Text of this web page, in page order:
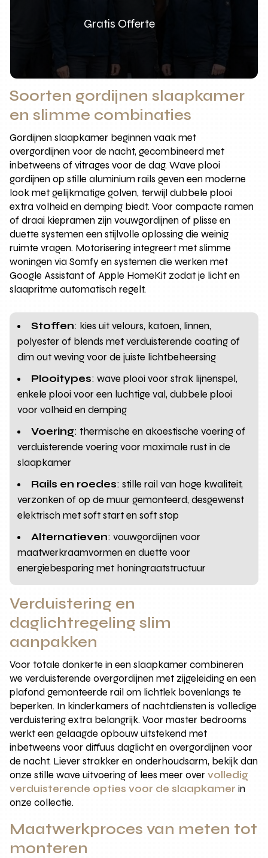
Gratis Offerte
Soorten gordijnen slaapkamer
en slimme combinaties
Gordijnen slaapkamer beginnen vaak met
overgordijnen voor de nacht, gecombineerd met
inbetweens of vitrages voor de dag. Wave plooi
gordijnen op stille aluminium rails geven een moderne
look met gelijkmatige golven, terwijl dubbele plooi
extra volheid en demping biedt. Voor compacte ramen
of draai kiepramen zijn vouwgordijnen of plisse en
duette systemen een stijlvolle oplossing die weinig
ruimte vragen. Motorisering integreert met slimme
woningen via Somfy en systemen die werken met
Google Assistant of Apple HomeKit zodat je licht en
slaapritme automatisch regelt.
Stoffen: kies uit velours, katoen, linnen,
polyester of blends met verduisterende coating of
dim out weving voor de juiste lichtbeheersing
Plooitypes: wave plooi voor strak lijnenspel,
enkele plooi voor een luchtige val, dubbele plooi
voor volheid en demping
Voering: thermische en akoestische voering of
verduisterende voering voor maximale rust in de
slaapkamer
Rails en roedes: stille rail van hoge kwaliteit,
verzonken of op de muur gemonteerd, desgewenst
elektrisch met soft start en soft stop
Alternatieven: vouwgordijnen voor
maatwerkraamvormen en duette voor
energiebesparing met honingraatstructuur
Verduistering en
daglichtregeling slim
aanpakken
Voor totale donkerte in een slaapkamer combineren
we verduisterende overgordijnen met zijgeleiding en een
plafond gemonteerde rail om lichtlek bovenlangs te
beperken. In kinderkamers of nachtdiensten is volledige
verduistering extra belangrijk. Voor master bedrooms
werkt een gelaagde opbouw uitstekend met
inbetweens voor diffuus daglicht en overgordijnen voor
de nacht. Liever strakker en onderhoudsarm, bekijk dan
onze stille wave uitvoering of lees meer overvolledig
verduisterende opties voor de slaapkamer in
onze collectie.
Maatwerkproces van meten tot
monteren